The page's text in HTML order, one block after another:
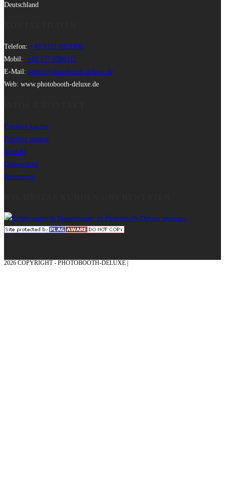
Deutschland
Telefon: +49 9331 8021990
Mobil: +49 177 6506111
E-Mail: office@photobooth-deluxe.de
Web: www.photobooth-deluxe.de
Fotobox kaufen
Fotobox mieten
Kontakt
Datenschutz
Impressum
2026 COPYRIGHT - PHOTOBOOTH-DELUXE |